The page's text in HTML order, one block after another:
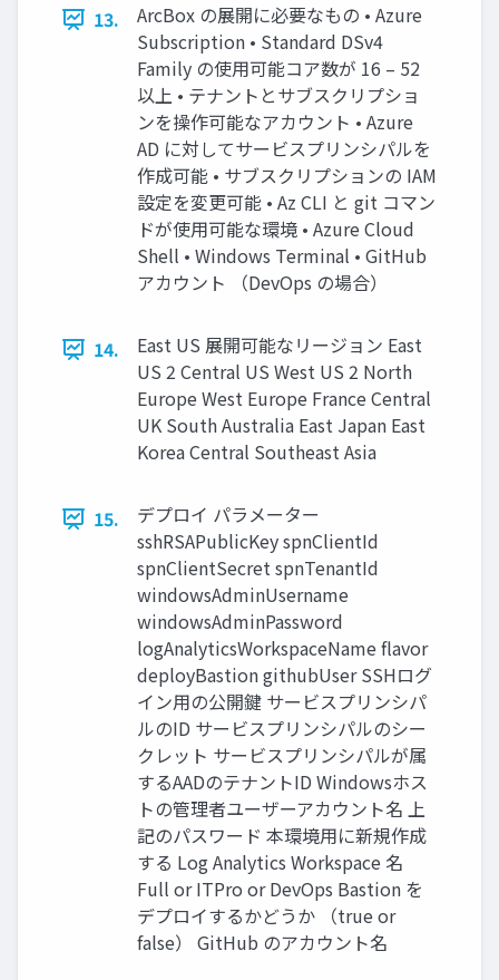
13.
ArcBox の展開に必要なもの • Azure
Subscription • Standard DSv4
Family の使用可能コア数が 16 – 52
以上 • テナントとサブスクリプショ
ンを操作可能なアカウント • Azure
AD に対してサービスプリンシパルを
作成可能 • サブスクリプションの IAM
設定を変更可能 • Az CLI と git コマン
ドが使用可能な環境 • Azure Cloud
Shell • Windows Terminal • GitHub
アカウント （DevOps の場合）
14.
East US 展開可能なリージョン East
US 2 Central US West US 2 North
Europe West Europe France Central
UK South Australia East Japan East
Korea Central Southeast Asia
15.
デプロイ パラメーター
sshRSAPublicKey spnClientId
spnClientSecret spnTenantId
windowsAdminUsername
windowsAdminPassword
logAnalyticsWorkspaceName flavor
deployBastion githubUser SSHログ
イン用の公開鍵 サービスプリンシパ
ルのID サービスプリンシパルのシー
クレット サービスプリンシパルが属
するAADのテナントID Windowsホス
トの管理者ユーザーアカウント名 上
記のパスワード 本環境用に新規作成
する Log Analytics Workspace 名
Full or ITPro or DevOps Bastion を
デプロイするかどうか （true or
false） GitHub のアカウント名